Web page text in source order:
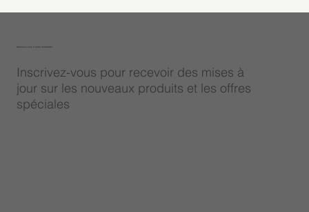
Inscrivez-vous pour recevoir des mises à
jour sur les nouveaux produits et les offres
spéciales
Abonnez-vous à notre newsletter